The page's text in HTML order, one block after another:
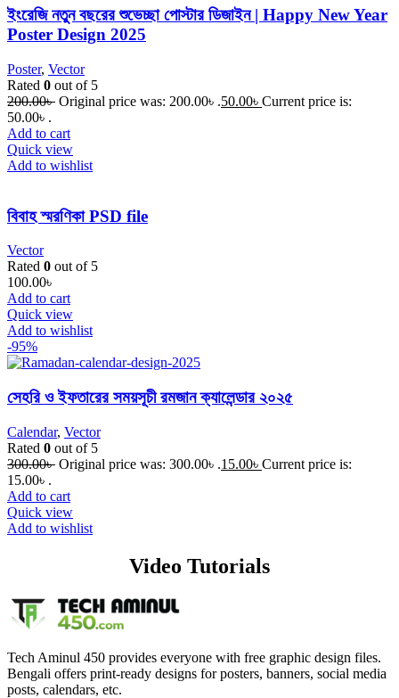
ইংরেজি নতুন বছরের শুভেচ্ছা পোস্টার ডিজাইন | Happy New Year
Poster Design 2025
Poster, Vector
Rated 0 out of 5
200.00৳ Original price was: 200.00৳ .50.00৳ Current price is:
50.00৳ .
Add to cart
Quick view
Add to wishlist
বিবাহ স্মরণিকা PSD file
Vector
Rated 0 out of 5
100.00৳
Add to cart
Quick view
Add to wishlist
-95%
সেহরি ও ইফতারের সময়সূচী রমজান ক্যালেন্ডার ২০২৫
Calendar, Vector
Rated 0 out of 5
300.00৳ Original price was: 300.00৳ .15.00৳ Current price is:
15.00৳ .
Add to cart
Quick view
Add to wishlist
Video Tutorials
Tech Aminul 450 provides everyone with free graphic design files.
Bengali offers print-ready designs for posters, banners, social media
posts, calendars, etc.